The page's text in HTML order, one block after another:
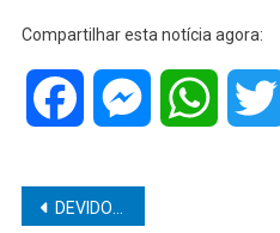
Compartilhar esta notícia agora:
Facebook Messenger
Navegação
DEVIDO RECLAMAÇÕES DE SERVIDORES DA SAÚDE, VEREADOR ROGERINHO SOLICITA A SEPARAÇÃO DE ATENDIMENTO NAS UNIDADE DE PRONTO ATENDIMENTO. DEIXANDO A UPA DA ZONA NORTE EXCLUISIVA PARA ATENDIMENTO COVID-19 E PA ZONA SUL PARA OUTROS ATENDIMENTOS, DIMINUINDO TAMBÉM O RISCO DE CONTÁGIO.